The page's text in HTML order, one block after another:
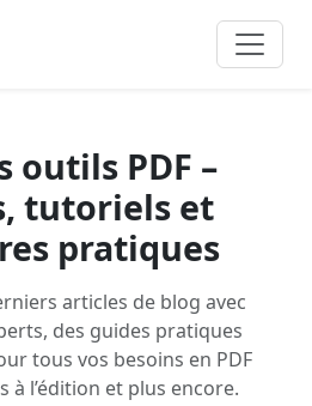
outils PDF –
tutoriels et
pratiques
articles de blog avec
des guides pratiques
tous vos besoins en PDF
à l’édition et plus encore.